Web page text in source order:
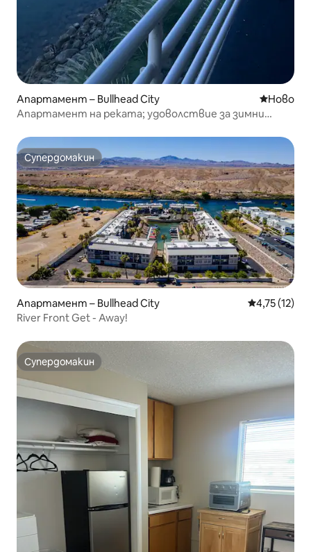
Апартамент – Bullhead City Ново
Ново
Апартамент на реката; удоволствие за зимни
Супердомакин
Супердомакин
Апартамент – Bullhead City Средна
4,75 (12)
River Front Get - Away!
Супердомакин
Супердомакин